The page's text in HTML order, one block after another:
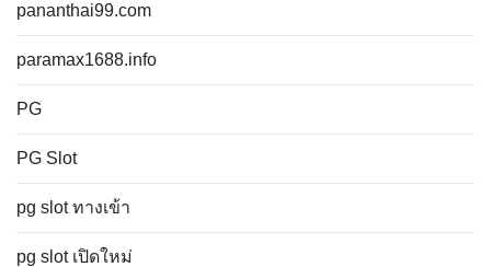
pananthai99.com
paramax1688.info
PG
PG Slot
pg slot ทางเข้า
pg slot เปิดใหม่